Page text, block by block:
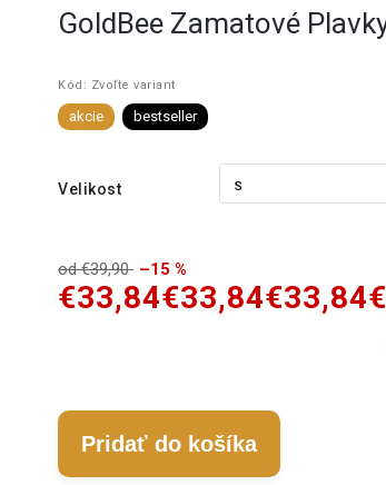
GoldBee Zamatové
Kód: Zvoľte variant
akcie bestseller
Velikost
od €39,90 –15 %
€33,84€33,84€33,84
Pridať do košíka